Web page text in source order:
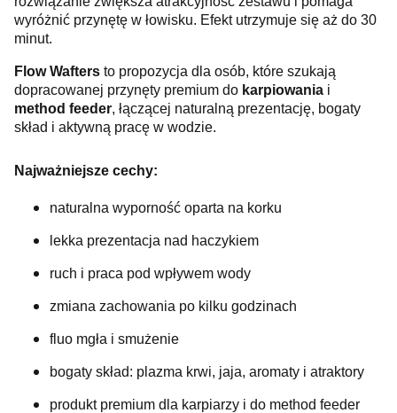
wyróżnić przynętę w łowisku. Efekt utrzymuje się aż do 30
minut.
Flow Wafters to propozycja dla osób, które szukają
dopracowanej przynęty premium do karpiowania i
method feeder, łączącej naturalną prezentację, bogaty
skład i aktywną pracę w wodzie.
Najważniejsze cechy:
naturalna wyporność oparta na korku
lekka prezentacja nad haczykiem
ruch i praca pod wpływem wody
zmiana zachowania po kilku godzinach
fluo mgła i smużenie
bogaty skład: plazma krwi, jaja, aromaty i atraktory
produkt premium dla karpiarzy i do method feeder